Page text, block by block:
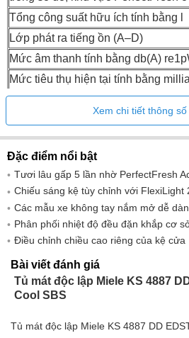
Tổng công suất hữu ích tính bằng l
Lớp phát ra tiếng ồn (A–D)
Mức âm thanh tính bằng db(A)
Mức tiêu thụ hiện tại tính bằng
điện áp V
Số lượng giai đoạn
Tần số tính bằng Hz
Chiều dài ống dẫn điện tính bằng m
Thay đèn
Xem chi tiết thông
Đặc điểm nổi bật
Tươi lâu gấp 5 lần nhờ PerfectFresh
Chiếu sáng kệ tùy chỉnh với FlexiLight
Các mẫu xe không tay nắm mở dễ
Phân phối nhiệt độ đều đặn khắp cơ
Điều chỉnh chiều cao riêng của kệ cửa
Bài viết đánh giá
Tủ mát độc lập Miele KS 4887
Cool SBS
Tủ mát độc lập Miele KS 4887 DD